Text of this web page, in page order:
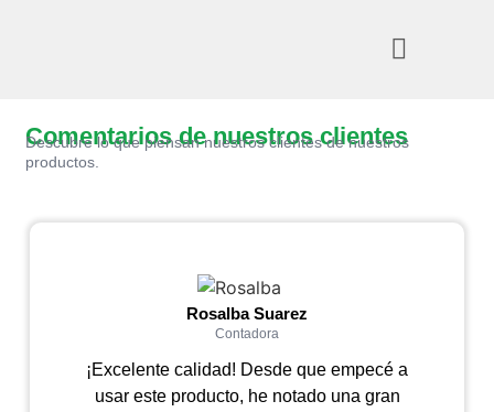
Comentarios de nuestros clientes
Descubre lo que piensan nuestros clientes de nuestros
productos.
Rosalba Suarez
Contadora
¡Excelente calidad! Desde que empecé a
usar este producto, he notado una gran